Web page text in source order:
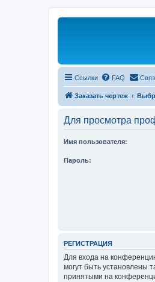
Ссылки FAQ
Заказать чертеж
Для просмотра
Имя пользователя:
Пароль:
РЕГИСТРАЦИЯ
Для входа на
могут быть установлены
принятыми на